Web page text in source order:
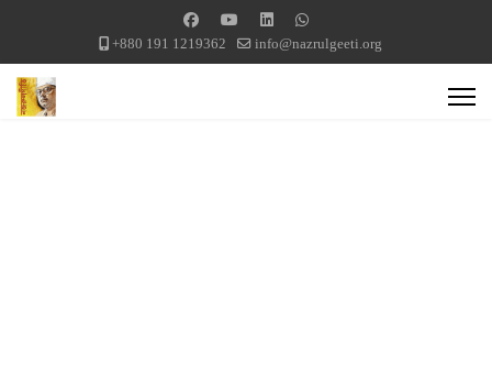
+880 191 1219362 info@nazrulgeeti.org